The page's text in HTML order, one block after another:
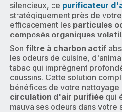
silencieux, ce purificateur
stratégiquement près de
efficacement les particules
composés organiques
Son filtre à charbon actif
les odeurs de cuisine,
tabac qui imprègnent
coussins. Cette solution
bénéfices de votre nettoyage
circulation d'air purifiée qui
mauvaises odeurs dans votre